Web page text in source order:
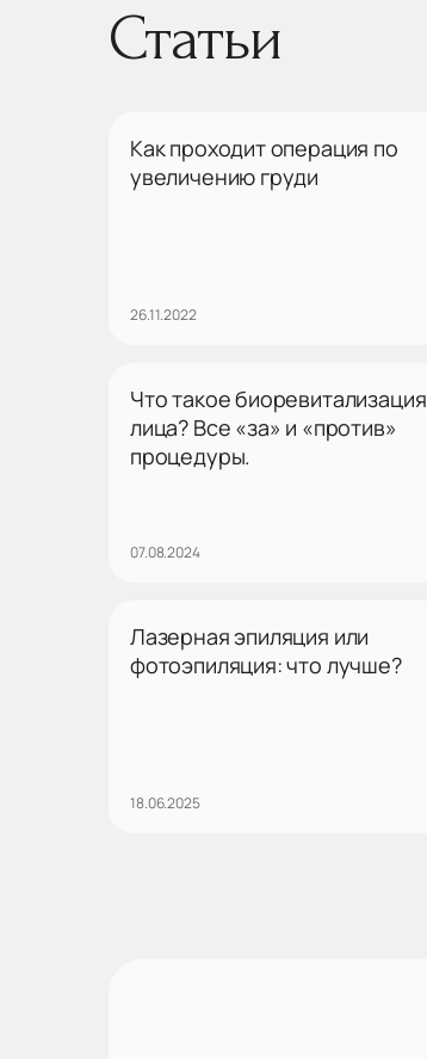
Статьи
26.11.2022
Как проходит операция по
увеличению груди
07.08.2024
Что такое биоревитализация
лица? Все «за» и «против»
процедуры.
18.06.2025
Лазерная эпиляция или
фотоэпиляция: что лучше?